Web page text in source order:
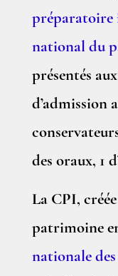
préparatoire
national du
présentés
d’admission
des oraux, 1
La CPI,
patrimoine
nationale